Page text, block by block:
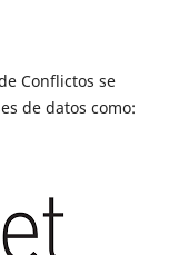
Conflictos se
de datos como: